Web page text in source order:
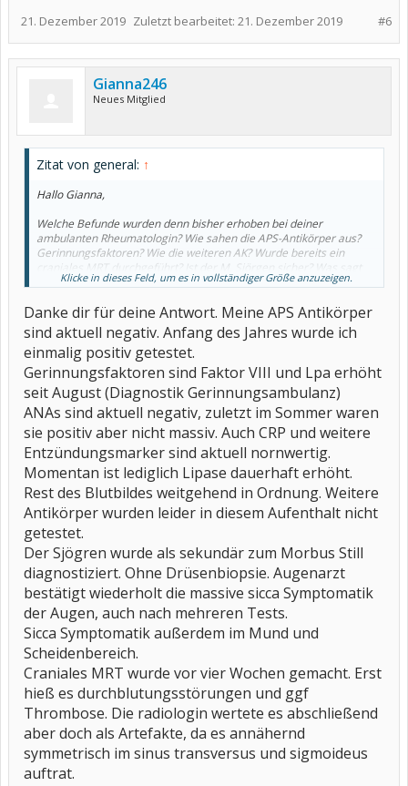
#6
21. Dezember 2019 Zuletzt bearbeitet: 21. Dezember 2019
Gianna246
Neues Mitglied
Zitat von general: ↑
Hallo Gianna,
Welche Befunde wurden denn bisher erhoben bei deiner
ambulanten Rheumatologin? Wie sahen die APS-Antikörper aus?
Gerinnungsfaktoren? Wie die weiteren AK? Wurde bereits ein
craniales MRT durchgeführt? Ist der M. Sjörgen sicher? Was sagt
der Augenarzt?
Klicke in dieses Feld, um es in vollständiger Größe anzuzeigen.
Danke dir für deine Antwort. Meine APS Antikörper
sind aktuell negativ. Anfang des Jahres wurde ich
einmalig positiv getestet.
Gerinnungsfaktoren sind Faktor VIII und Lpa erhöht
seit August (Diagnostik Gerinnungsambulanz)
ANAs sind aktuell negativ, zuletzt im Sommer waren
sie positiv aber nicht massiv. Auch CRP und weitere
Entzündungsmarker sind aktuell nornwertig.
Momentan ist lediglich Lipase dauerhaft erhöht.
Rest des Blutbildes weitgehend in Ordnung. Weitere
Antikörper wurden leider in diesem Aufenthalt nicht
getestet.
Der Sjögren wurde als sekundär zum Morbus Still
diagnostiziert. Ohne Drüsenbiopsie. Augenarzt
bestätigt wiederholt die massive sicca Symptomatik
der Augen, auch nach mehreren Tests.
Sicca Symptomatik außerdem im Mund und
Scheidenbereich.
Craniales MRT wurde vor vier Wochen gemacht. Erst
hieß es durchblutungsstörungen und ggf
Thrombose. Die radiologin wertete es abschließend
aber doch als Artefakte, da es annähernd
symmetrisch im sinus transversus und sigmoideus
auftrat.